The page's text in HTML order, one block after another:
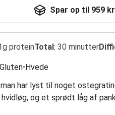
Spar op til 959
proteinTotal: 30 minutter
Gluten•Hvede
har lyst til noget
og et sprødt låg af